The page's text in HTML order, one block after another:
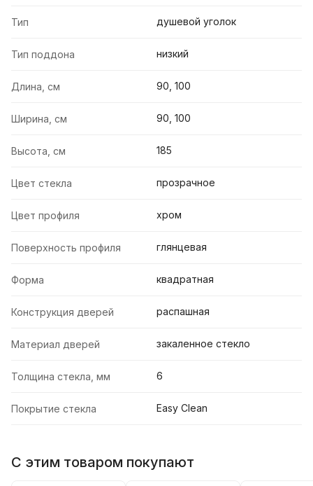
Тип душевой уголок
Тип поддона низкий
Длина, см 90, 100
Ширина, см 90, 100
Высота, см 185
Цвет стекла прозрачное
Цвет профиля хром
Поверхность профиля глянцевая
Форма квадратная
Конструкция дверей распашная
Материал дверей закаленное стекло
Толщина стекла, мм 6
Покрытие стекла Easy Clean
С этим товаром покупают